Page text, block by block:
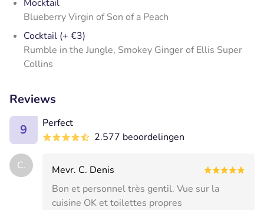
Mocktail
Blueberry Virgin of Son of a Peach
Cocktail (+ €3)
Rumble in the Jungle, Smokey Ginger of Ellis Super
Collins
Reviews
9
Perfect
2.577 beoordelingen
C.
Mevr. C. Denis
Bon et personnel très gentil. Vue sur la
cuisine OK et toilettes propres